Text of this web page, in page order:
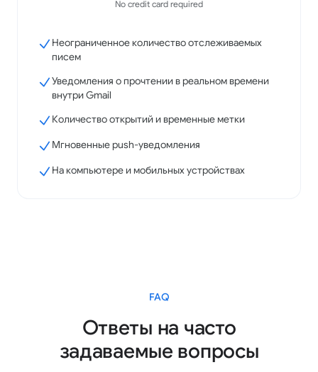
No credit card required
Неограниченное количество отслеживаемых
писем
Уведомления о прочтении в реальном времени
внутри Gmail
Количество открытий и временные метки
Мгновенные push-уведомления
На компьютере и мобильных устройствах
FAQ
Ответы на часто
задаваемые вопросы